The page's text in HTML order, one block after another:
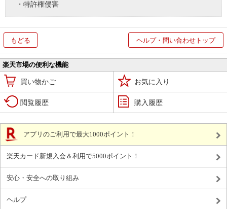
・特許権侵害
もどる ヘルプ・問い合わせトップ
楽天市場の便利な機能
買い物かご お気に入り
閲覧履歴 購入履歴
アプリのご利用で最大1000ポイント！
楽天カード新規入会＆利用で5000ポイント！
安心・安全への取り組み
ヘルプ